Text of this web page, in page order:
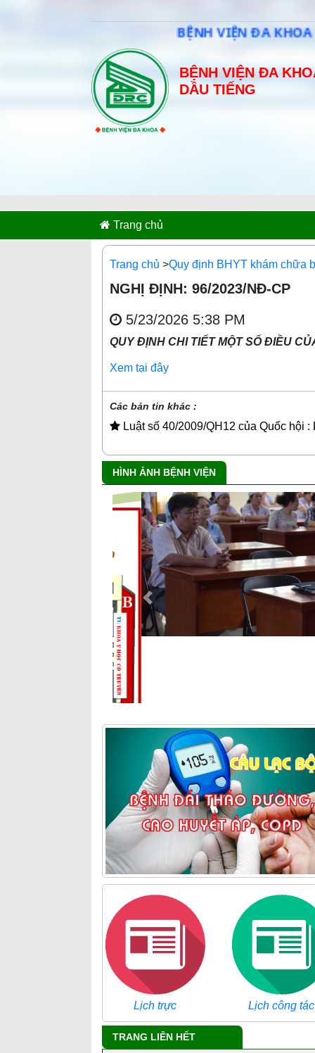
BỆNH VIỆN ĐA KHOA
BỆNH VIỆN ĐA
DẦU TIẾNG
Trang chủ
Trang chủ >Quy định BHYT khám chữa
NGHỊ ĐỊNH: 96/2023/NĐ-CP
5/23/2026 5:38 PM
QUY ĐỊNH CHI TIẾT MỘT SỐ ĐIỀU
Xem tại đây
Các bản tin khác :
Luật số 40/2009/QH12 của Quốc hội
HÌNH ẢNH BỆNH VIỆN
Previous
Lịch trực Lịch công tác
TRANG LIÊN HẾT
Tra cứu danh mục ICD
Công ty chủ quản
BHXH tỉnh Bình Dương